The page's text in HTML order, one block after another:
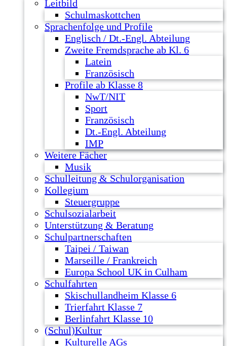
Leitbild
Schulmaskottchen
Sprachenfolge und Profile
Englisch / Dt.-Engl. Abteilung
Zweite Fremdsprache ab Kl. 6
Latein
Französisch
Profile ab Klasse 8
NwT/NIT
Sport
Französisch
Dt.-Engl. Abteilung
IMP
Weitere Fächer
Musik
Schulleitung & Schulorganisation
Kollegium
Steuergruppe
Schulsozialarbeit
Unterstützung & Beratung
Schulpartnerschaften
Taipei / Taiwan
Marseille / Frankreich
Europa School UK in Culham
Schulfahrten
Skischullandheim Klasse 6
Trierfahrt Klasse 7
Berlinfahrt Klasse 10
(Schul)Kultur
Kulturelle AGs